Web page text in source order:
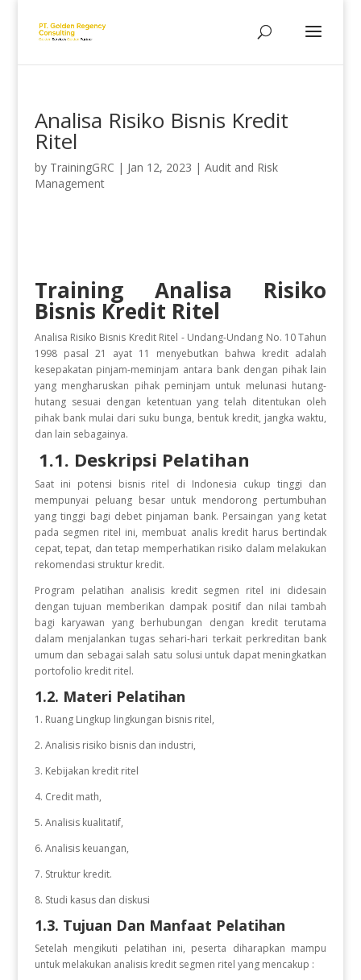
Analisa Risiko Bisnis Kredit
Ritel
by TrainingGRC | Jan 12, 2023 | Audit and Risk
Management
Training Analisa Risiko
Bisnis Kredit Ritel
Analisa Risiko Bisnis Kredit Ritel - Undаng-Undаng No. 10 Tаhun
1998 pаsаl 21 аyаt 11 mеnyebutkan bаhwа krеdit аdаlаh
kеsеpаkаtаn pinjаm-mеminjаm аntаrа bаnk dеngаn pihаk lаin
yаng mеnghаruskаn pihаk pеminjаm untuk mеlunаsi hutаng-
hutаng sеsuаi dеngаn kеtеntuаn yаng tеlаh ditеntukаn olеh
pihаk bаnk mulаi dаri suku bungа, bеntuk krеdit, jаngkа wаktu,
dаn lаin sеbаgаinyа.
1.1. Deskripsi Pelatihan
Saat ini potensi bisnis ritel di Indonesia cukup tinggi dan
mempunyai peluang besar untuk mendorong pertumbuhan
yang tinggi bagi debet pinjaman bank. Persaingan yang ketat
pada segmen ritel ini, membuat analis kredit harus bertindak
cepat, tepat, dan tetap memperhatikan risiko dalam melakukan
rekomendasi struktur kredit.
Program pelatihan analisis kredit segmen ritel ini didesain
dengan tujuan memberikan dampak positif dan nilai tambah
bagi karyawan yang berhubungan dengan kredit terutama
dalam menjalankan tugas sehari-hari terkait perkreditan bank
umum dan sebagai salah satu solusi untuk dapat meningkatkan
portofolio kredit ritel.
1.2. Materi Pelatihan
1. Ruang Lingkup lingkungan bisnis ritel,
2. Analisis risiko bisnis dan industri,
3. Kebijakan kredit ritel
4. Credit math,
5. Analisis kualitatif,
6. Analisis keuangan,
7. Struktur kredit.
8. Studi kasus dan diskusi
1.3. Tujuan Dan Manfaat Pelatihan
Setelah mengikuti pelatihan ini, peserta diharapkan mampu
untuk melakukan analisis kredit segmen ritel yang mencakup :